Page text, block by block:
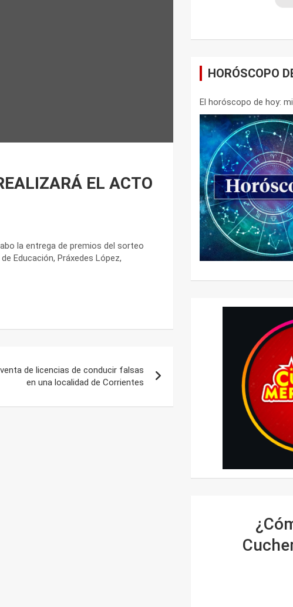
EL ACTO
la entrega de premios del sorteo
Educación, Práxedes López,
de licencias de conducir falsas
en una localidad de Corrientes
HORÓSCOPO
El horóscopo de hoy: